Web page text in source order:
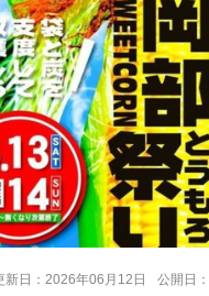
新日： 2026年06月12日 公開日：